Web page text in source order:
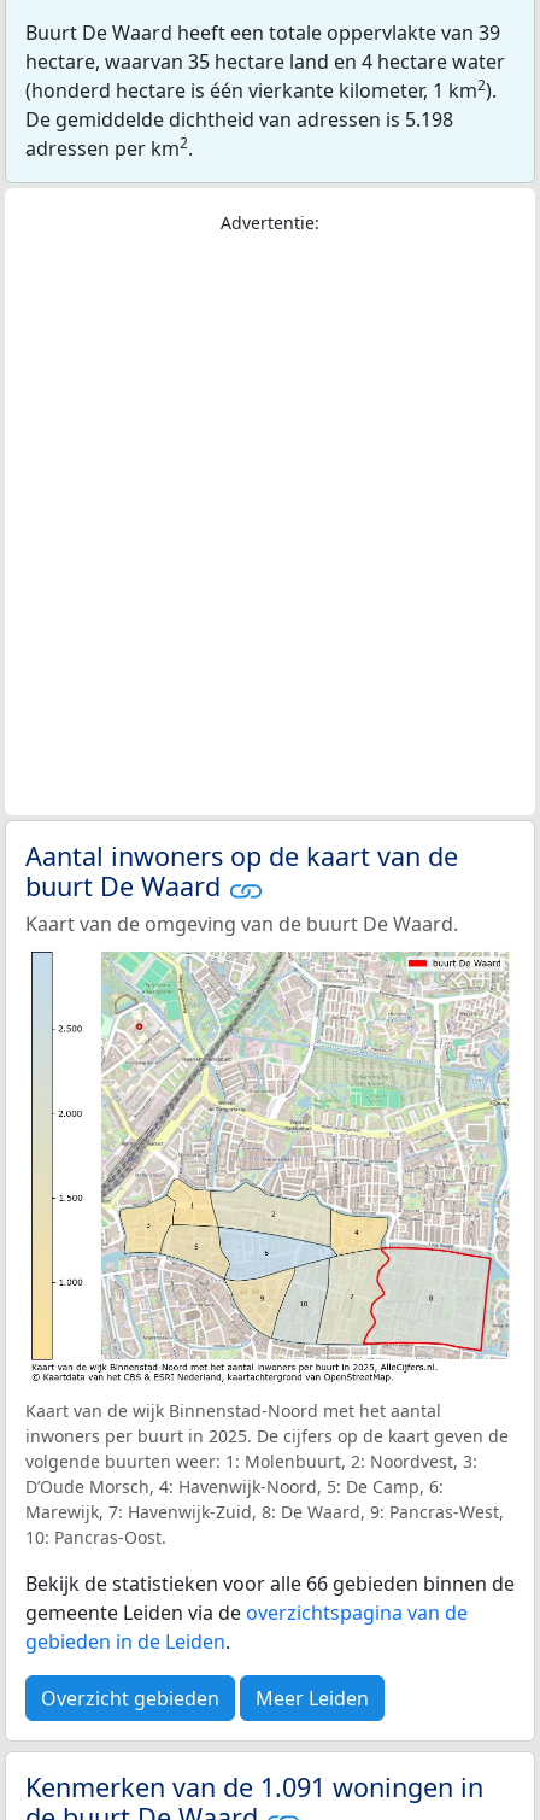
Buurt De Waard heeft een totale oppervlakte van 39
hectare, waarvan 35 hectare land en 4 hectare water
(honderd hectare is één vierkante kilometer, 1 km2).
De gemiddelde dichtheid van adressen is 5.198
adressen per km2.
Advertentie:
Aantal inwoners op de kaart van de
buurt De Waard
Kaart van de omgeving van de buurt De Waard.
Kaart van de wijk Binnenstad-Noord met het aantal
inwoners per buurt in 2025. De cijfers op de kaart geven de
volgende buurten weer: 1: Molenbuurt, 2: Noordvest, 3:
D’Oude Morsch, 4: Havenwijk-Noord, 5: De Camp, 6:
Marewijk, 7: Havenwijk-Zuid, 8: De Waard, 9: Pancras-West,
10: Pancras-Oost.
Bekijk de statistieken voor alle 66 gebieden binnen de
gemeente Leiden via deoverzichtspagina van de
gebieden in de Leiden.
Overzicht gebieden Meer Leiden
Kenmerken van de 1.091 woningen in